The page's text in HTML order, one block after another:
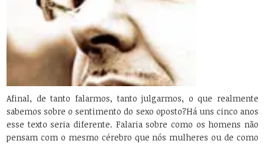
Afinal, de tanto falarmos, tanto julgarmos, o que realmente
sabemos sobre o sentimento do sexo oposto?Há uns cinco anos
esse texto seria diferente. Falaria sobre como os homens não
pensam com o mesmo cérebro que nós mulheres ou de como